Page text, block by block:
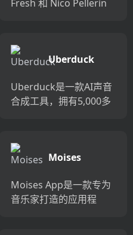
Fresh 和 Nico Pellerin
声音的制作人、艺术家
和作曲家，通...
Uberduck
Uberduck是一款AI声音
合成工具，拥有5,000多
音。它提供简单易用的
API，可帮助开发者在几
Moises
Moises App是一款专为
音乐家打造的应用程